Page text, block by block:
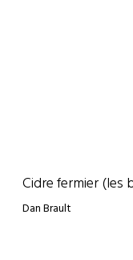
Cidre fermier (les
Dan Brault